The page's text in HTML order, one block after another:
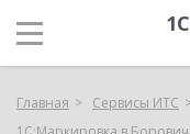
Главная Сервисы ИТС